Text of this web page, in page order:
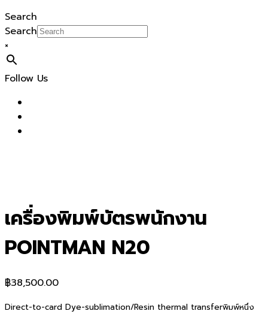
Search
Search
×
Follow Us
เครื่องพิมพ์บัตรพนักงาน
POINTMAN N20
฿38,500.00
Direct-to-card Dye-sublimation/Resin thermal transferพิมพ์หนึ่ง